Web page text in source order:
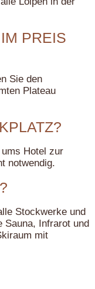
PREIS
Sie den
Plateau
Hotel zur
notwendig.
Stockwerke und
Sauna, Infrarot und
mit